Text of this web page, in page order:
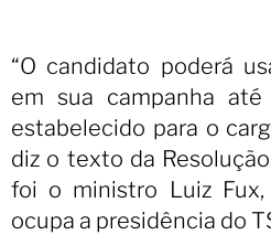
“O candidato poderá
em sua campanha
estabelecido para o
diz o texto da
foi o ministro Luiz
ocupa a presidência do